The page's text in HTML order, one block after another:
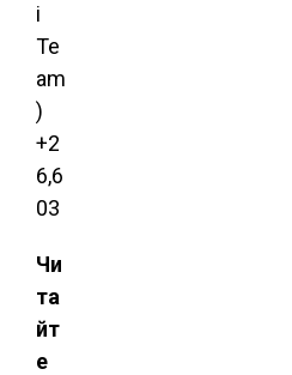
i
Te
am
)
+2
6,6
03
Чи
та
йт
е